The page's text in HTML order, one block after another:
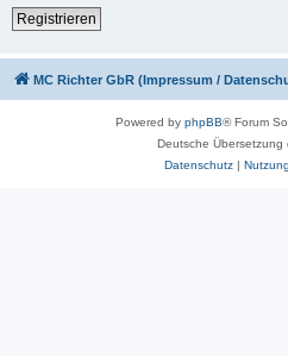
Registrieren
MC Richter GbR (Impressum /
Powered by phpBB® Forum
Deutsche Übersetzung
Datenschutz|